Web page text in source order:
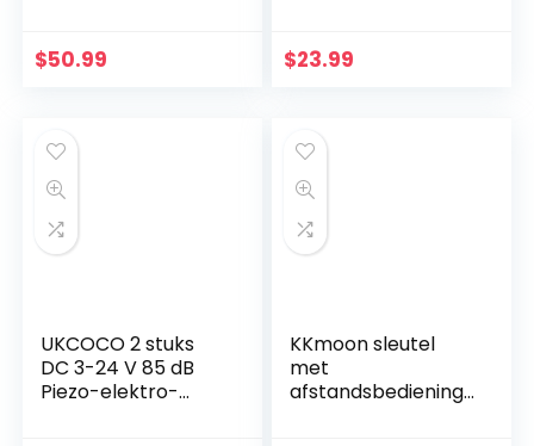
tels Beveiliging T-
$50.99 $23.99
UKCOCO 2 stuks
DC 3-24 V 85 dB
Piezo-elektro-
KKmoon sleutel
met
afstandsbediening